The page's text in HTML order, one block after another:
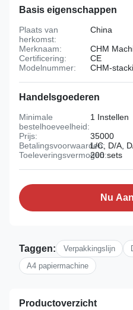
Basis eigenschappen
Plaats van
herkomst:
China
Merknaam:
CHM
Certificering:
CE
Modelnummer:
CHM-
Handelsgoederen
Minimale
bestelhoeveelheid:
1 Instellen
Prijs:
35000
Betalingsvoorwaarden:L/C, D/A,
Toeleveringsvermogen:200 sets
Nu
Taggen: Verpakkingslijn
A4 papiermachine
Productoverzicht